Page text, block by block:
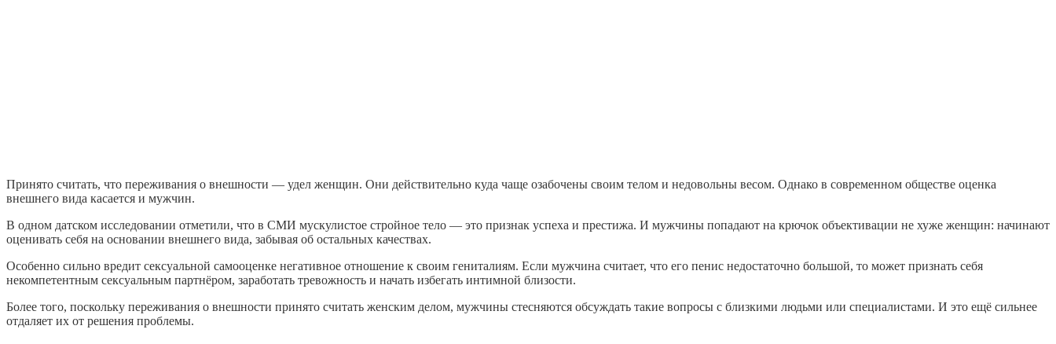
Принято считать, что переживания о внешности — удел женщин. Они действительно куда чаще озабочены своим телом и недовольны весом. Однако в современном обществе оценка
внешнего вида касается и мужчин.
В одном датском исследовании отметили, что в СМИ мускулистое стройное тело — это признак успеха и престижа. И мужчины попадают на крючок объективации не хуже женщин: начинают
оценивать себя на основании внешнего вида, забывая об остальных качествах.
Особенно сильно вредит сексуальной самооценке негативное отношение к своим гениталиям. Если мужчина считает, что его пенис недостаточно большой, то может признать себя
некомпетентным сексуальным партнёром, заработать тревожность и начать избегать интимной близости.
Более того, поскольку переживания о внешности принято считать женским делом, мужчины стесняются обсуждать такие вопросы с близкими людьми или специалистами. И это ещё сильнее
отдаляет их от решения проблемы.